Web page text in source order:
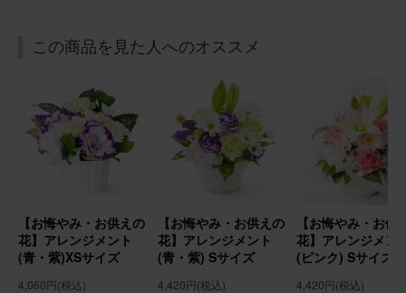
ブルーミーユーザーさん
用途：
その他
お盆のお花に！
実家にお盆用にお花を贈りました！ とても喜ばれました！
よかったです。
【お悔やみ・お供えの花】アレンジメント(ピンク) Sサイ
ズ
この商品を見た人へのオススメ
【お悔やみ・お供えの
花】アレンジメント
(青・紫)XSサイズ
4,060円(税込)
【お悔やみ・お供えの
花】アレンジメント
(青・紫) Sサイズ
4,420円(税込)
【お悔やみ・お供
花】アレンジメン
(ピンク) Sサイズ
4,420円(税込)